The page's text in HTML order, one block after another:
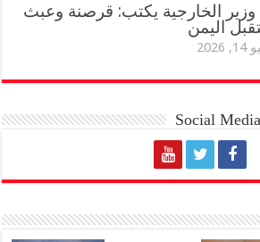
وزير الخارجية يكتب: قرصنة وعبث
اليمن
2026